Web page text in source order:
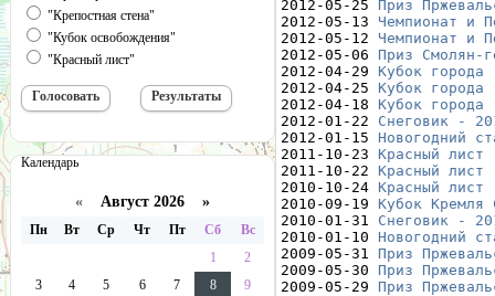
"Крепостная стена"
"Кубок освобождения"
"Красный лист"
Календарь
« Август 2026 »
Пн Вт Ср Чт Пт Сб
Вс
1
2
3
4 5 6 7 8
9
2012-05-25 Приз
2012-05-13 Чемпионат и
2012-05-12 Чемпионат и
2012-05-06 Приз Смолян-
2012-04-29 Кубок
2012-04-25 Кубок
2012-04-18 Кубок
2012-01-22 Снеговик -
2012-01-15 Новогодний
2011-10-23 Красный
2011-10-22 Красный
2010-10-24 Красный
2010-09-19 Кубок Кремля
2010-01-31 Снеговик -
2010-01-10 Новогодний
2009-05-31 Приз
2009-05-30 Приз
2009-05-29 Приз